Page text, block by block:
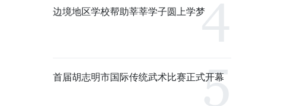
边境地区学校帮助莘莘学子圆上学梦
首届胡志明市国际传统武术比赛正式开幕